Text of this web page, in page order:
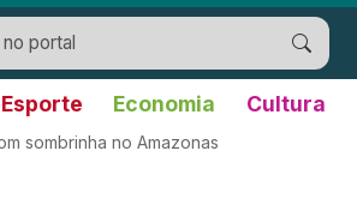
Esporte Economia Cultura
sombrinha no Amazonas